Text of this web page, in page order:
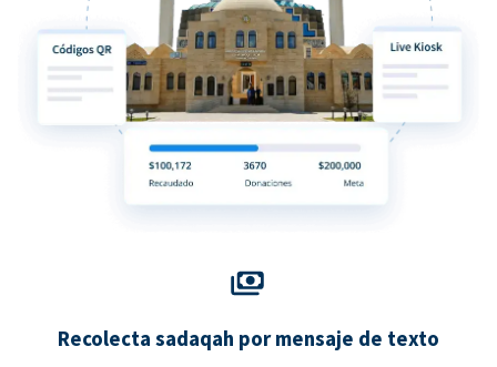
Recolecta sadaqah por mensaje de texto